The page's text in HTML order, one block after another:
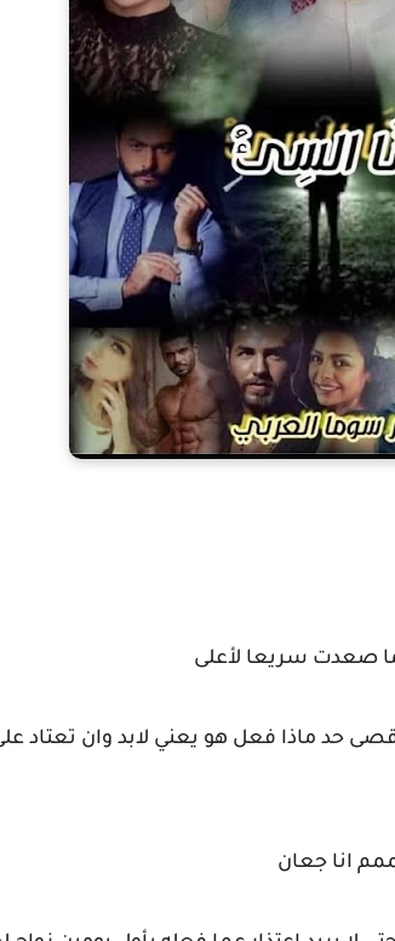
صعدت سريعا لأعلى
حد ماذا فعل هو يعني لابد وان
انا جعان